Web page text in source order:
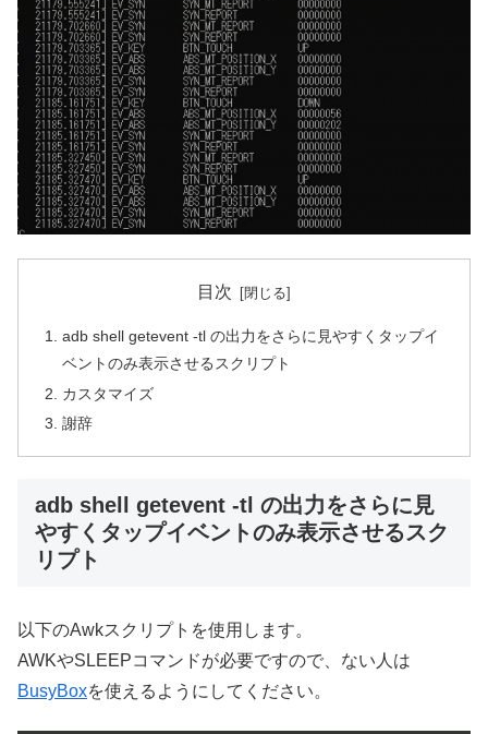
目次
adb shell getevent -tl の出力をさらに見やすくタップイ
ベントのみ表示させるスクリプト
カスタマイズ
謝辞
adb shell getevent -tl の出力をさらに見
やすくタップイベントのみ表示させるスク
リプト
以下のAwkスクリプトを使用します。
AWKやSLEEPコマンドが必要ですので、ない人は
BusyBoxを使えるようにしてください。